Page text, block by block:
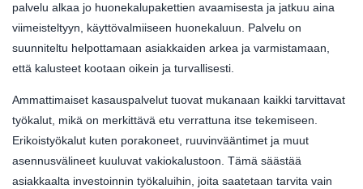
palvelu alkaa jo huonekalupakettien avaamisesta ja jatkuu aina
viimeisteltyyn, käyttövalmiiseen huonekaluun. Palvelu on
suunniteltu helpottamaan asiakkaiden arkea ja varmistamaan,
että kalusteet kootaan oikein ja turvallisesti.
Ammattimaiset kasauspalvelut tuovat mukanaan kaikki tarvittavat
työkalut, mikä on merkittävä etu verrattuna itse tekemiseen.
Erikoistyökalut kuten porakoneet, ruuvinvääntimet ja muut
asennusvälineet kuuluvat vakiokalustoon. Tämä säästää
asiakkaalta investoinnin työkaluihin, joita saatetaan tarvita vain